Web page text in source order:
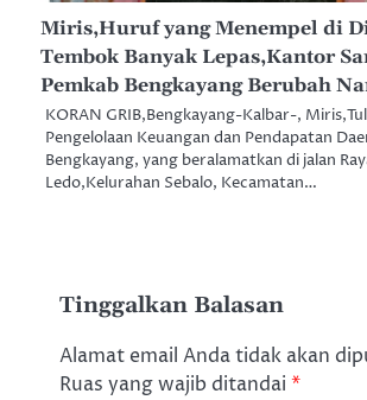
Miris,Huruf yang Menempel di
Tembok Banyak Lepas,Kantor
Pemkab Bengkayang Berubah
KORAN GRIB,Bengkayang-Kalbar-,
Pengelolaan Keuangan dan Pendapatan
Bengkayang, yang beralamatkan di jalan
Ledo,Kelurahan Sebalo, Kecamatan…
Tinggalkan Balasan
Alamat email Anda tidak akan
Ruas yang wajib ditandai *